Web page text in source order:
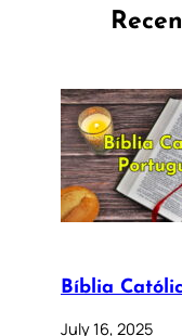
Bíblia
July 16, 2025